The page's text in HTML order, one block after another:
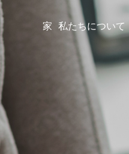
家 私たちについて